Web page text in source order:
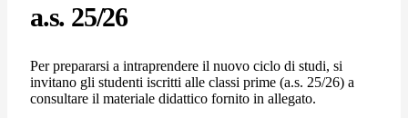
a.s. 25/26
Per prepararsi a intraprendere il nuovo ciclo di studi, si
invitano gli studenti iscritti alle classi prime (a.s. 25/26) a
consultare il materiale didattico fornito in allegato.